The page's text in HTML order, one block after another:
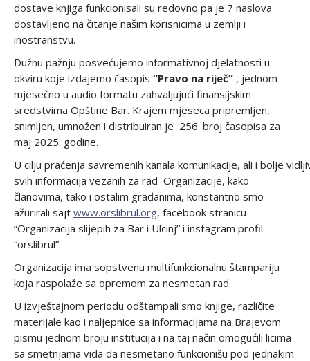
dostave knjiga funkcionisali su redovno pa je 7 naslova
dostavljeno na čitanje našim korisnicima u zemlji i
inostranstvu.
Dužnu pažnju posvećujemo informativnoj djelatnosti u
okviru koje izdajemo časopis “Pravo na riječ” , jednom
mjesečno u audio formatu zahvaljujući finansijskim
sredstvima Opštine Bar. Krajem mjeseca pripremljen,
snimljen, umnožen i distribuiran je 256. broj časopisa za
maj 2025. godine.
U cilju praćenja savremenih kanala komunikacije, ali i bolje
svih informacija vezanih za rad Organizacije, kako
članovima, tako i ostalim građanima, konstantno smo
ažurirali sajt www.orslibrul.org, facebook stranicu
“Organizacija slijepih za Bar i Ulcinj” i instagram profil
“orslibrul”.
Organizacija ima sopstvenu multifunkcionalnu štampariju
koja raspolaže sa opremom za nesmetan rad.
U izvještajnom periodu odštampali smo knjige, različite
materijale kao i naljepnice sa informacijama na Brajevom
pismu jednom broju institucija i na taj način omogućili licima
sa smetnjama vida da nesmetano funkcionišu pod jednakim